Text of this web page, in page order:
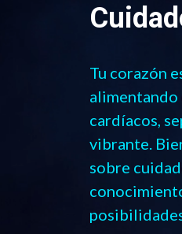
Tu corazón
alimentando
cardíacos,
vibrante.
sobre